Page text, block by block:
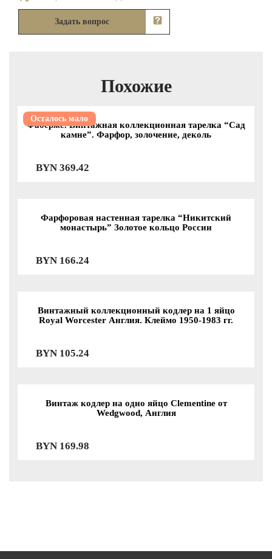
Задать вопрос
Похожие
Осталось мало
Фаберже. Винтажная коллекционная тарелка “Сад
камне”. Фарфор, золочение, деколь
BYN369.42
Фарфоровая настенная тарелка “Никитский
монастырь” Золотое кольцо России
BYN166.24
Винтажный коллекционный кодлер на 1 яйцо
Royal Worcester Англия. Клеймо 1950-1983 гг.
BYN105.24
Винтаж кодлер на одно яйцо Clementine от
Wedgwood, Англия
BYN169.98